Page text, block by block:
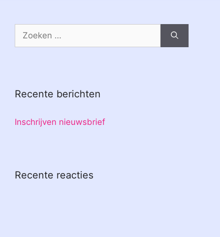
naar:
Recente berichten
Inschrijven nieuwsbrief
Recente reacties